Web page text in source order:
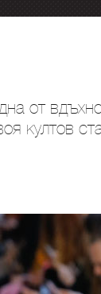
от
култов